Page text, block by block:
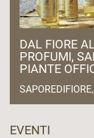
DAL FIORE
PROFUMI,
PIANTE
EVENTI